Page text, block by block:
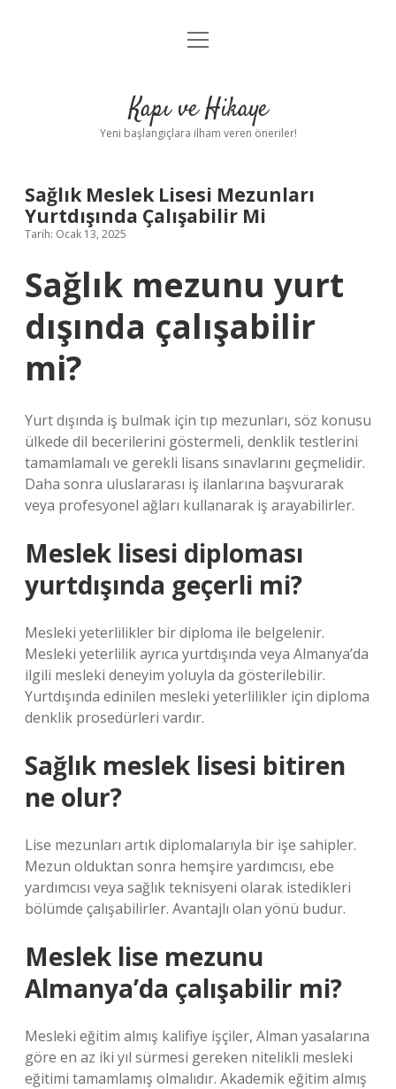
Anasayfa
Yasal Uyarı
menüyü
Kapı ve Hikaye
Yeni başlangıçlara ilham veren öneriler!
Sağlık Meslek Lisesi Mezunları
Yurtdışında Çalışabilir Mi
Tarih: Ocak 13, 2025
Sağlık mezunu yurt
dışında çalışabilir
mi?
Yurt dışında iş bulmak için tıp mezunları, söz konusu
ülkede dil becerilerini göstermeli, denklik testlerini
tamamlamalı ve gerekli lisans sınavlarını geçmelidir.
Daha sonra uluslararası iş ilanlarına başvurarak
veya profesyonel ağları kullanarak iş arayabilirler.
Meslek lisesi diploması
yurtdışında geçerli mi?
Mesleki yeterlilikler bir diploma ile belgelenir.
Mesleki yeterlilik ayrıca yurtdışında veya Almanya’da
ilgili mesleki deneyim yoluyla da gösterilebilir.
Yurtdışında edinilen mesleki yeterlilikler için diploma
denklik prosedürleri vardır.
Sağlık meslek lisesi bitiren
ne olur?
Lise mezunları artık diplomalarıyla bir işe sahipler.
Mezun olduktan sonra hemşire yardımcısı, ebe
yardımcısı veya sağlık teknisyeni olarak istedikleri
bölümde çalışabilirler. Avantajlı olan yönü budur.
Meslek lise mezunu
Almanya’da çalışabilir mi?
Mesleki eğitim almış kalifiye işçiler, Alman yasalarına
göre en az iki yıl sürmesi gereken nitelikli mesleki
eğitimi tamamlamış olmalıdır. Akademik eğitim almış